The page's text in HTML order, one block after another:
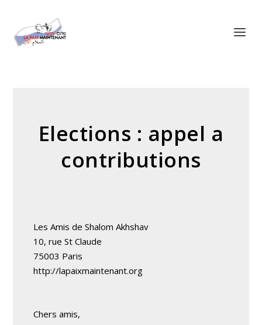
Elections : appel a
contributions
Les Amis de Shalom Akhshav
10, rue St Claude
75003 Paris
http://lapaixmaintenant.org
Chers amis,